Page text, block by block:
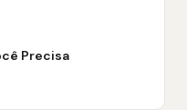
Precisa